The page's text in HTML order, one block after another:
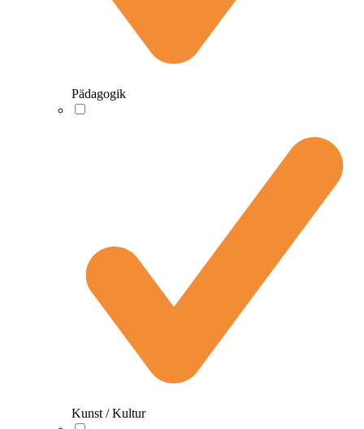
Pädagogik
Kunst / Kultur